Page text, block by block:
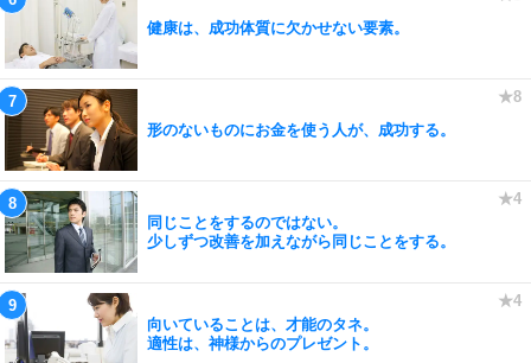
健康は、成功体質に欠かせない要素。
形のないものにお金を使う人が、成功する。
同じことをするのではない。
少しずつ改善を加えながら同じことをする。
向いていることは、才能のタネ。
適性は、神様からのプレゼント。